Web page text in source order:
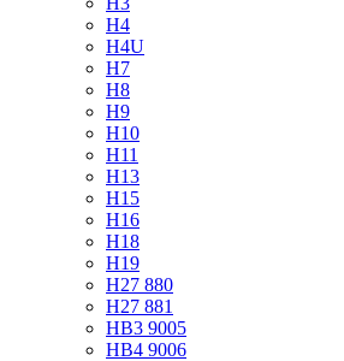
H4
H4U
H7
H8
H9
H10
H11
H13
H15
H16
H18
H19
H27 880
H27 881
HB3 9005
HB4 9006